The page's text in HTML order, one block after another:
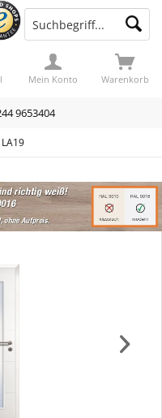
9653404
Warenkorb
Mein Konto